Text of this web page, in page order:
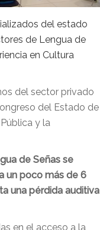
del estado
de Lengua de
en Cultura
del sector privado
del Estado de
y la
de Señas se
un poco más de 6
una pérdida auditiva
en el acceso a la